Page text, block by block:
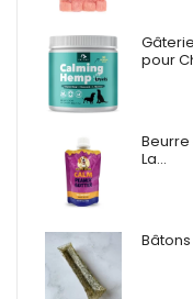
pour
Beurre
La…